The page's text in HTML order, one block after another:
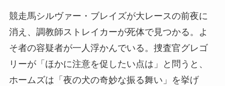
競走馬シルヴァー・ブレイズが大レースの前夜に
消え、調教師ストレイカーが死体で見つかる。よ
そ者の容疑者が一人浮かんでいる。捜査官グレゴ
リーが「ほかに注意を促したい点は」と問うと、
ホームズは「夜の犬の奇妙な振る舞い」を挙げ